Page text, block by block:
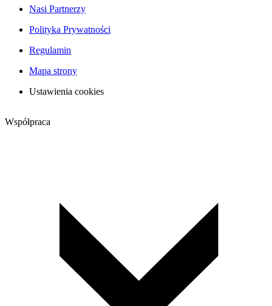
Nasi Partnerzy
Polityka Prywatności
Regulamin
Mapa strony
Ustawienia cookies
Współpraca